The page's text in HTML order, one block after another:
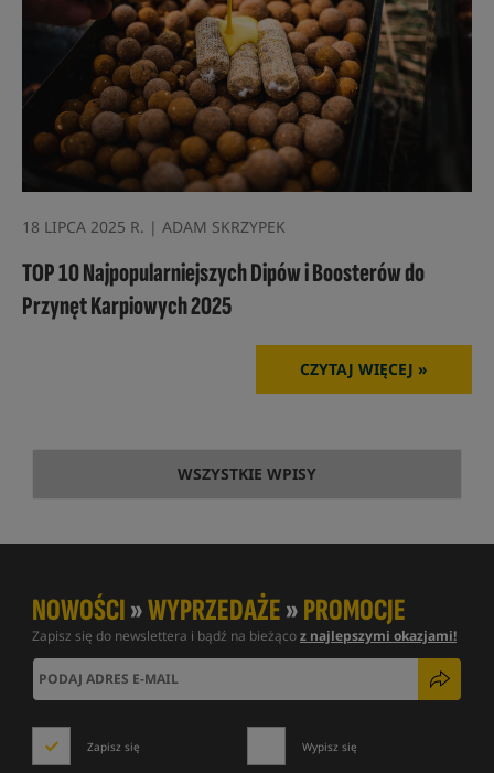
18 LIPCA 2025 R. | ADAM SKRZYPEK
TOP 10 Najpopularniejszych Dipów i Boosterów do
Przynęt Karpiowych 2025
CZYTAJ WIĘCEJ »
WSZYSTKIE WPISY
NOWOŚCI»WYPRZEDAŻE»PROMOCJE
Zapisz się do newslettera i bądź na bieżącoz najlepszymi okazjami!
Zapisz się Wypisz się